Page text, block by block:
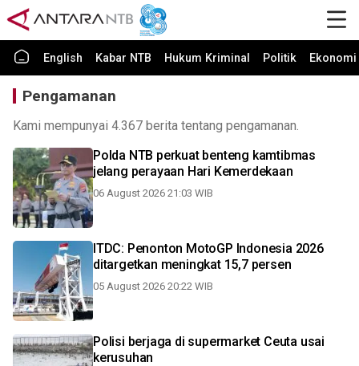
English Kabar NTB Hukum Kriminal Politik
Pengamanan
Kami mempunyai 4.367 berita tentang pengamanan.
Polda NTB perkuat benteng kamtibmas
jelang perayaan Hari Kemerdekaan
06 August 2026 21:03 WIB
ITDC: Penonton MotoGP Indonesia 2026
ditargetkan meningkat 15,7 persen
05 August 2026 20:22 WIB
Polisi berjaga di supermarket Ceuta usai
kerusuhan